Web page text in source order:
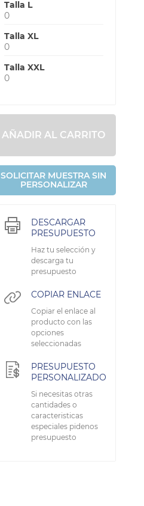
Talla L
0
Talla XL
0
Talla XXL
0
AÑADIR AL CARRITO
SOLICITAR MUESTRA SIN
PERSONALIZAR
DESCARGAR
PRESUPUESTO
Haz tu selección y
descarga tu
presupuesto
COPIAR ENLACE
Copiar el enlace al
producto con las
opciones
seleccionadas
PRESUPUESTO
PERSONALIZADO
Si necesitas otras
cantidades o
caracteristicas
especiales pidenos
presupuesto